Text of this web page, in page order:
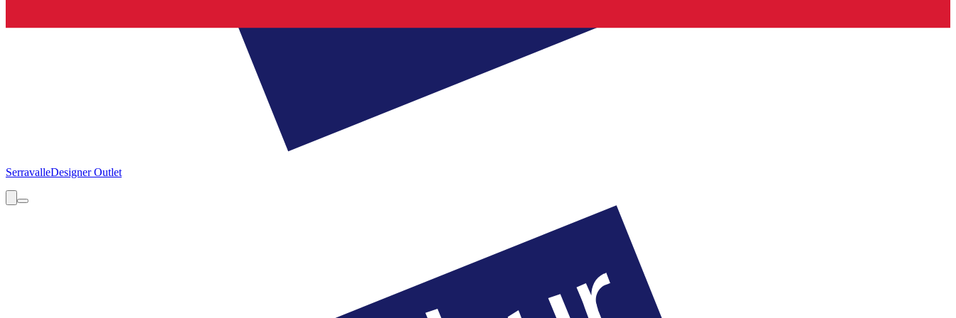
SerravalleDesigner Outlet